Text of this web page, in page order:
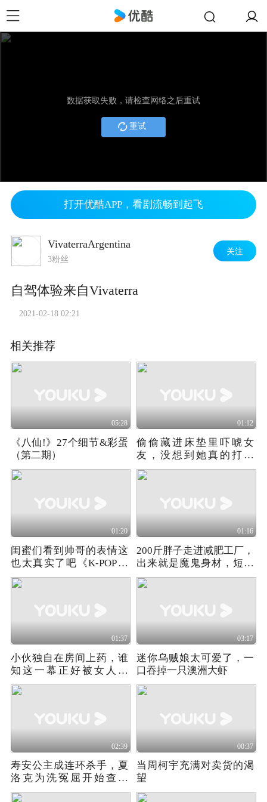
数据获取失败，请检查网络之后重试
重试
打开优酷APP，看剧流畅到起飞
VivaterraArgentina
3粉丝
关注
自驾体验来自Vivaterra
2021-02-18 02:21
相关推荐
05:28
《八仙!》27个细节&彩蛋
（第二期）
01:12
偷偷藏进床垫里吓唬女
友，没想到她真的打人
啊！
01:20
闺蜜们看到帅哥的表情这
也太真实了吧《K-POP：
猎魔女团》
01:16
200斤胖子走进减肥工厂，
出来就是魔鬼身材，短片
《减肥时代》（一）
01:37
小伙独自在房间上药，谁
知这一幕正好被女人撞
见！
03:17
迷你乌贼娘太可爱了，一
口吞掉一只澳洲大虾
02:39
寿安公主成连环杀手，夏
洛克为洗冤屈开始查案
《青年夏洛克》02
00:37
当周柯宇充满对卖货的渴
望